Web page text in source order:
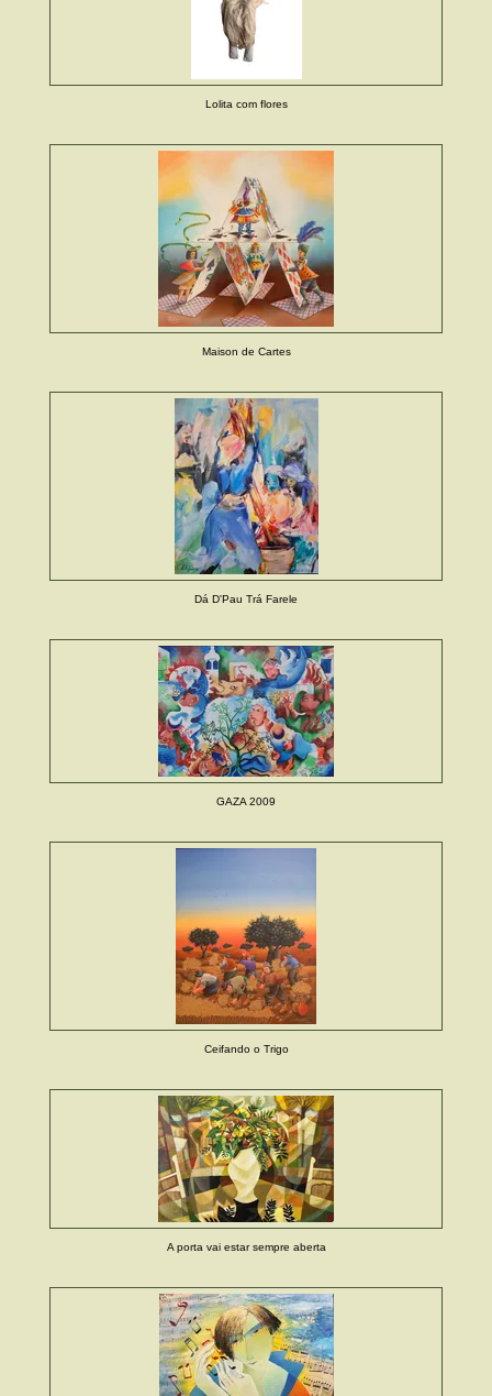
Lolita com flores
Maison de Cartes
Dá D'Pau Trá Farele
GAZA 2009
Ceifando o Trigo
A porta vai estar sempre aberta